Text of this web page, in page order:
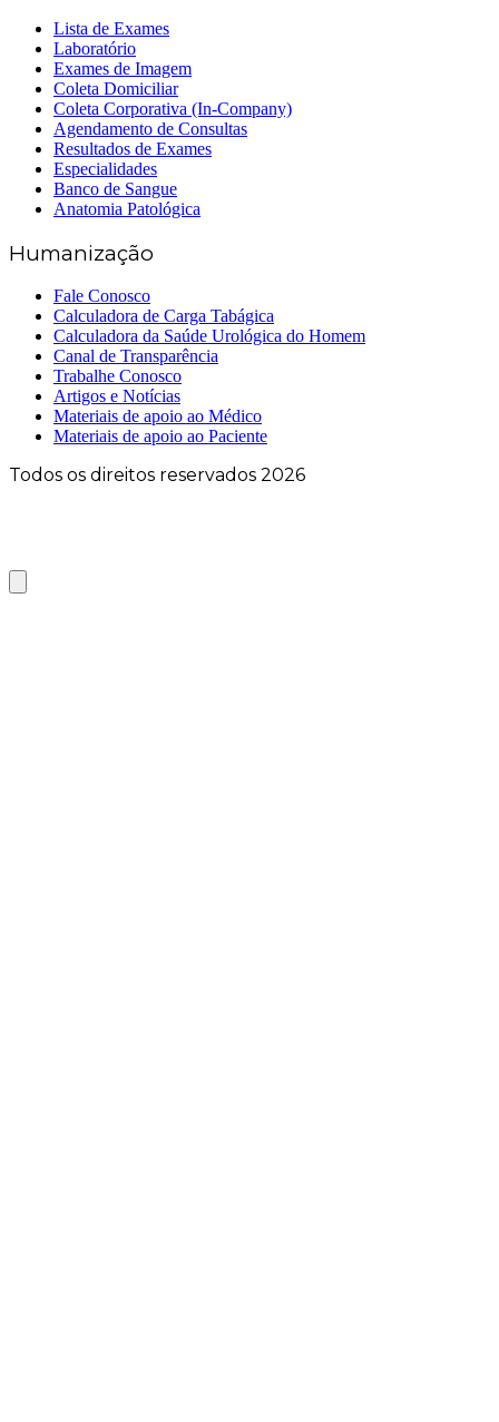
Lista de Exames
Laboratório
Exames de Imagem
Coleta Domiciliar
Coleta Corporativa (In-Company)
Agendamento de Consultas
Resultados de Exames
Especialidades
Banco de Sangue
Anatomia Patológica
Humanização
Fale Conosco
Calculadora de Carga Tabágica
Calculadora da Saúde Urológica do Homem
Canal de Transparência
Trabalhe Conosco
Artigos e Notícias
Materiais de apoio ao Médico
Materiais de apoio ao Paciente
Todos os direitos reservados 2026